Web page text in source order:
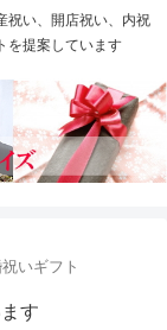
祝い、開店祝い、内祝
を提案しています
いギフト
す